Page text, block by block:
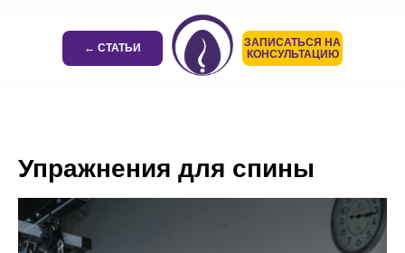
← СТАТЬИ
ЗАПИСАТЬСЯ НА
КОНСУЛЬТАЦИЮ
Упражнения для спины